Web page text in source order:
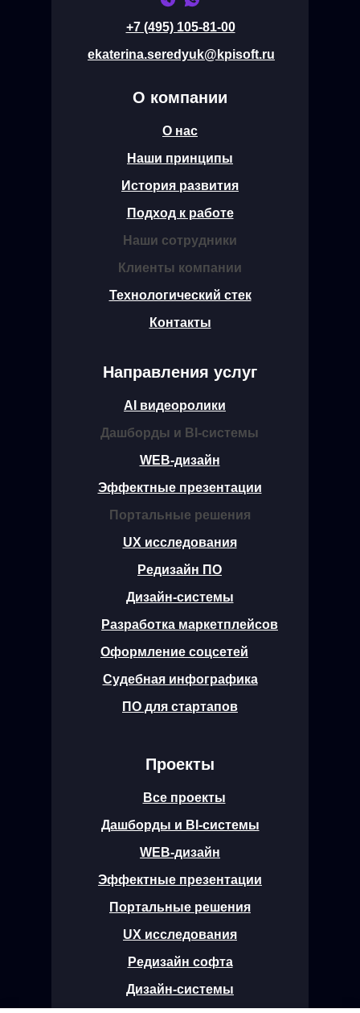
Контакты
Технологический стек
Клиенты компании
Наши сотрудники
История развития
Подход к работе
Наши принципы
О нас
О компании
ekaterina.seredyuk@kpisoft.ru
+7 (495) 105-81-00
Редизайн ПО
Дизайн-системы
Разработка маркетплейсов
Оформление соцсетей
ПО для стартапов
Судебная инфографика
UX исследования
Портальные решения
Эффектные презентации
WEB-дизайн
AI видеоролики
Дашборды и BI-системы
Направления услуг
Редизайн софта
Дизайн-системы
UX исследования
Портальные решения
Эффектные презентации
WEB-дизайн
Дашборды и BI-системы
Все проекты
Проекты